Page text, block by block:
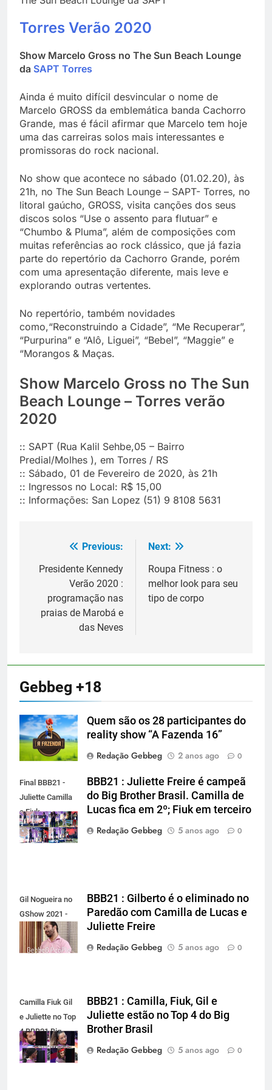
Torres Verão 2020
Show Marcelo Gross no The Sun Beach Lounge
da SAPT Torres
Ainda é muito difícil desvincular o nome de
Marcelo GROSS da emblemática banda Cachorro
Grande, mas é fácil afirmar que Marcelo tem hoje
uma das carreiras solos mais interessantes e
promissoras do rock nacional.
No show que acontece no sábado (01.02.20), às
21h, no The Sun Beach Lounge – SAPT- Torres, no
litoral gaúcho, GROSS, visita canções dos seus
discos solos “Use o assento para flutuar” e
“Chumbo & Pluma”, além de composições com
muitas referências ao rock clássico, que já fazia
parte do repertório da Cachorro Grande, porém
com uma apresentação diferente, mais leve e
explorando outras vertentes.
No repertório, também novidades
como,“Reconstruindo a Cidade”, “Me Recuperar”,
“Purpurina” e “Alô, Liguei”, “Bebel”, “Maggie” e
“Morangos & Maças.
Show Marcelo Gross no The Sun
Beach Lounge – Torres verão
2020
:: SAPT (Rua Kalil Sehbe,05 – Bairro
Predial/Molhes ), em Torres / RS
:: Sábado, 01 de Fevereiro de 2020, às 21h
:: Ingressos no Local: R$ 15,00
:: Informações: San Lopez (51) 9 8108 5631
Navegação
de
Post
Previous:
Presidente Kennedy
Verão 2020 :
programação nas
praias de Marobá e
das Neves
Next:
Roupa Fitness : o
melhor look para seu
tipo de corpo
Gebbeg +18
Quem são os 28 participantes do
reality show “A Fazenda 16”
Redação Gebbeg
2 anos ago 0
Final BBB21 -
Juliette Camilla
e Fiuk -
gebbeg.com.br
BBB21 : Juliette Freire é campeã
do Big Brother Brasil. Camilla de
Lucas fica em 2º; Fiuk em terceiro
Redação Gebbeg
5 anos ago 0
Gil Nogueira no
GShow 2021 -
gebbeg.com.br
BBB21 : Gilberto é o eliminado no
Paredão com Camilla de Lucas e
Juliette Freire
Redação Gebbeg
5 anos ago 0
Camilla Fiuk Gil
e Juliette no Top
4 BBB21 Big
Brother Brasil
BBB21 : Camilla, Fiuk, Gil e
Juliette estão no Top 4 do Big
Brother Brasil
Redação Gebbeg
5 anos ago 0